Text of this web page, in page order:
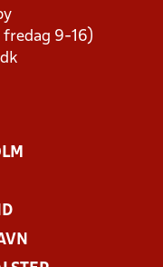
fredag 9-16)